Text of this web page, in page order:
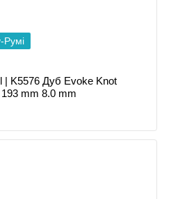
Румі
| K5576 Дуб Evoke Knot
mm 8.0 mm